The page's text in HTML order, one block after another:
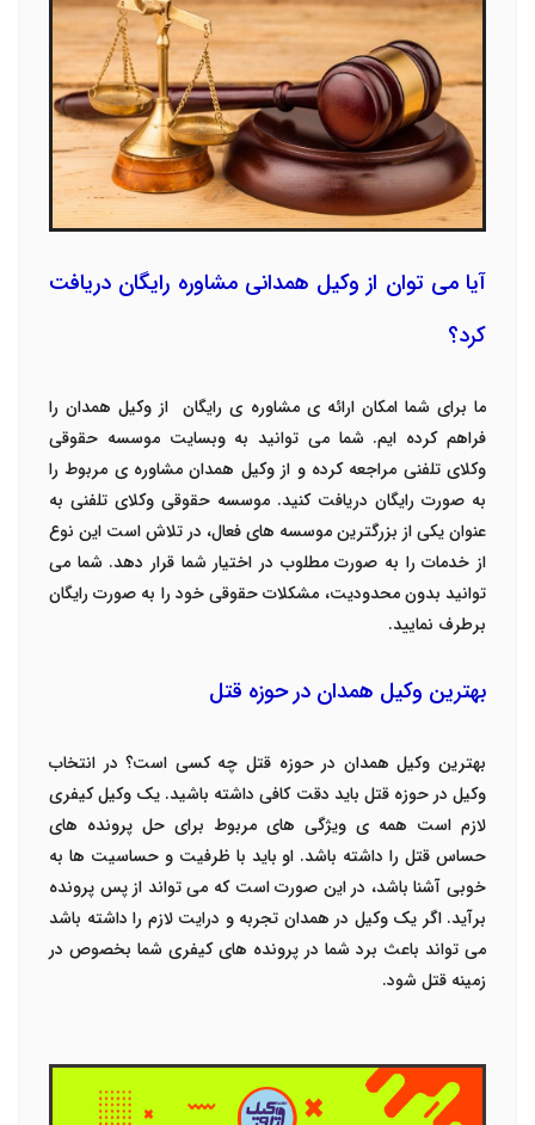
آیا می توان از وکیل همدانی مشاوره رایگان دریافت
کرد؟
ما برای شما امکان ارائه ی مشاوره ی رایگان از وکیل همدان را
فراهم کرده ایم. شما می توانید به وبسایت موسسه حقوقی
وکلای تلفنی مراجعه کرده و از وکیل همدان مشاوره ی مربوط را
به صورت رایگان دریافت کنید. موسسه حقوقی وکلای تلفنی به
عنوان یکی از بزرگترین موسسه های فعال، در تلاش است این نوع
از خدمات را به صورت مطلوب در اختیار شما قرار دهد. شما می
توانید بدون محدودیت، مشکلات حقوقی خود را به صورت رایگان
برطرف نمایید.
بهترین وکیل همدان در حوزه قتل
بهترین وکیل همدان در حوزه قتل چه کسی است؟ در انتخاب
وکیل در حوزه قتل باید دقت کافی داشته باشید. یک وکیل کیفری
لازم است همه ی ویژگی های مربوط برای حل پرونده های
حساس قتل را داشته باشد. او باید با ظرفیت و حساسیت ها به
خوبی آشنا باشد، در این صورت است که می تواند از پس پرونده
برآید. اگر یک وکیل در همدان تجربه و درایت لازم را داشته باشد
می تواند باعث برد شما در پرونده های کیفری شما بخصوص در
زمینه قتل شود.